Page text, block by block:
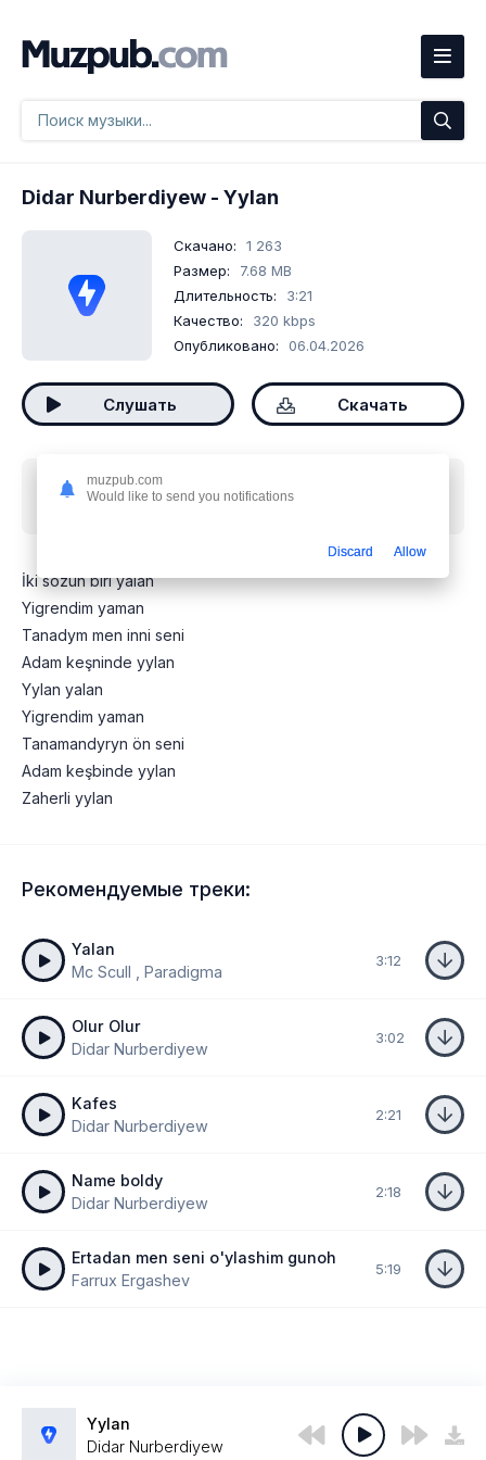
Didar Nurberdiyew - Yylan
Скачано:
1 263
Размер:
7.68 MB
Длительность:
3:21
Качество:
320 kbps
Опубликовано:
06.04.2026
Слушать Скачать
Скачать песню
İki sözün biri yalan
Yigrendim yaman
Tanadym men inni seni
Adam keşninde yylan
Yylan yalan
Yigrendim yaman
Tanamandyryn ön seni
Adam keşbinde yylan
Zaherli yylan
Рекомендуемые треки:
Yalan
Mc Scull , Paradigma
3:12
Olur Olur
Didar Nurberdiyew
3:02
Kafes
Didar Nurberdiyew
2:21
Name boldy
Didar Nurberdiyew
2:18
Ertadan men seni o'ylashim gunoh
Farrux Ergashev
5:19
Yylan
Didar Nurberdiyew
muzpub.com
Would like to send you notifications
Discard Allow